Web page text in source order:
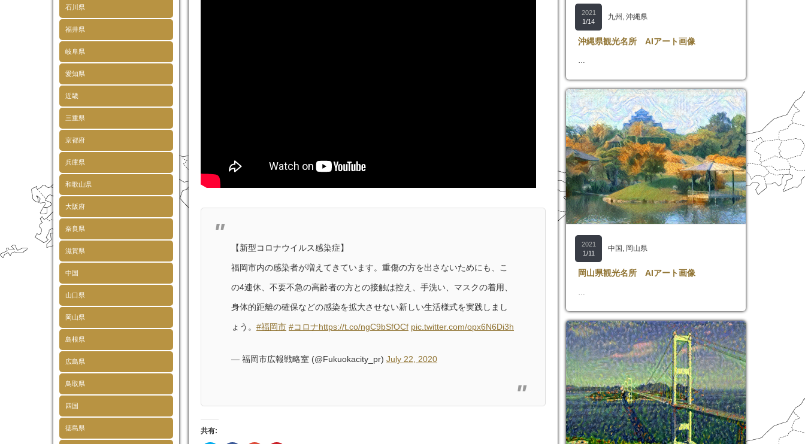
石川県
福井県
岐阜県
愛知県
近畿
三重県
京都府
兵庫県
和歌山県
大阪府
奈良県
滋賀県
中国
山口県
岡山県
島根県
広島県
鳥取県
四国
徳島県
【新型コロナウイルス感染症】
福岡市内の感染者が増えてきています。重傷の方を出さないためにも、こ
の4連休、不要不急の高齢者の方との接触は控え、手洗い、マスクの着用、
身体的距離の確保などの感染を拡大させない新しい生活様式を実践しまし
ょう。 #福岡市 #コロナhttps://t.co/ngC9bSfOCf pic.twitter.com/opx6N6Di3h
— 福岡市広報戦略室 (@Fukuokacity_pr) July 22, 2020
共有:
2021
1/14
九州 , 沖縄県
沖縄県観光名所 AIアート画像
…
2021
1/11
中国 , 岡山県
岡山県観光名所 AIアート画像
…